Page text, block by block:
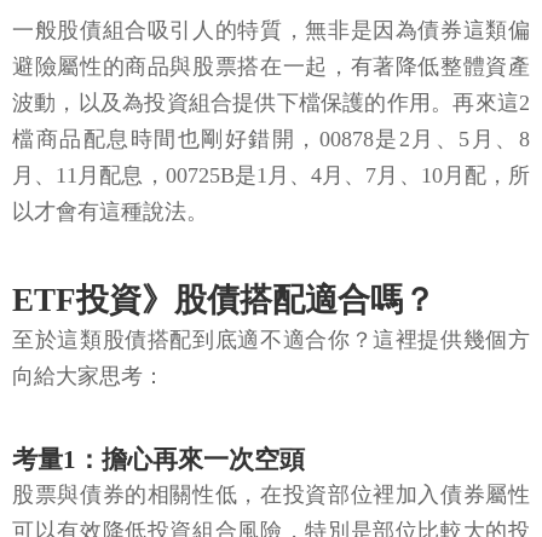
一般股債組合吸引人的特質，無非是因為債券這類偏
避險屬性的商品與股票搭在一起，有著降低整體資產
波動，以及為投資組合提供下檔保護的作用。再來這2
檔商品配息時間也剛好錯開，00878是2月、5月、8
月、11月配息，00725B是1月、4月、7月、10月配，所
以才會有這種說法。
ETF投資》股債搭配適合嗎？
至於這類股債搭配到底適不適合你？這裡提供幾個方
向給大家思考：
考量1：擔心再來一次空頭
股票與債券的相關性低，在投資部位裡加入債券屬性
可以有效降低投資組合風險，特別是部位比較大的投